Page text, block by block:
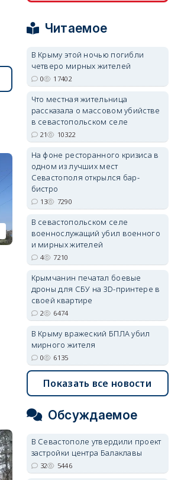
пляж
Почему меры поддержки не
коснулись операторов
пляжей
Предприниматели не
исключают техническую
ошибку, но это не точно.
07/08/2026 08:02 1186
erid: 2SDnjdPjgYS
erid: 2SDnjdvhGXG
Читаемое
В Крыму этой ночью погибли
четверо мирных жителей
0 17402
Что местная жительница
рассказала о массовом убийстве
в севастопольском селе
21 10322
На фоне ресторанного кризиса в
одном из лучших мест
Севастополя открылся бар-
бистро
13 7290
В севастопольском селе
военнослужащий убил военного
и мирных жителей
4 7210
Крымчанин печатал боевые
дроны для СБУ на 3D-принтере в
своей квартире
2 6474
В Крыму вражеский БПЛА убил
мирного жителя
0 6135
Показать все новости
Обсуждаемое
В Севастополе утвердили проект
застройки центра Балаклавы
32 5446